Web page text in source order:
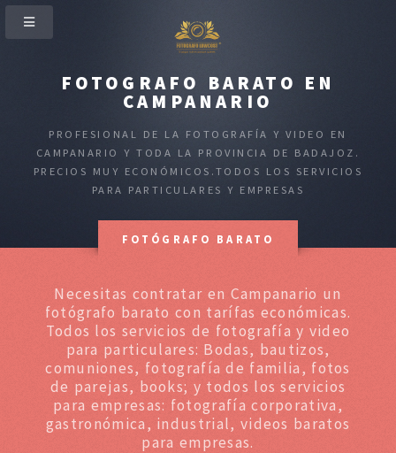
FOTOGRAFO BARATO EN
CAMPANARIO
PROFESIONAL DE LA FOTOGRAFÍA Y VIDEO EN
CAMPANARIO Y TODA LA PROVINCIA DE BADAJOZ.
PRECIOS MUY ECONÓMICOS.TODOS LOS SERVICIOS
PARA PARTICULARES Y EMPRESAS
FOTÓGRAFO BARATO
Necesitas contratar en Campanario un
fotógrafo barato con tarífas económicas.
Todos los servicios de fotografía y video
para particulares: Bodas, bautizos,
comuniones, fotografía de familia, fotos
de parejas, books; y todos los servicios
para empresas: fotografía corporativa,
gastronómica, industrial, videos baratos
para empresas.